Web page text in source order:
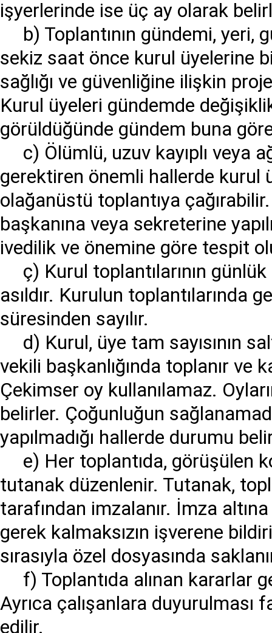
işyerlerinde ise üç ay olarak
b) Toplantının gündemi, yeri,
sekiz saat önce kurul üyelerine
sağlığı ve güvenliğine ilişkin
Kurul üyeleri gündemde
görüldüğünde gündem buna
c) Ölümlü, uzuv kayıplı veya
gerektiren önemli hallerde kurul
olağanüstü toplantıya
başkanına veya sekreterine
ivedilik ve önemine göre tespit
ç) Kurul toplantılarının
asıldır. Kurulun toplantılarında
süresinden sayılır.
d) Kurul, üye tam sayısının
vekili başkanlığında toplanır ve
Çekimser oy kullanılamaz.
belirler. Çoğunluğun
yapılmadığı hallerde durumu
e) Her toplantıda, görüşülen
tutanak düzenlenir. Tutanak,
tarafından imzalanır. İmza
gerek kalmaksızın işverene
sırasıyla özel dosyasında
f) Toplantıda alınan kararlar
Ayrıca çalışanlara duyurulması
edilir.